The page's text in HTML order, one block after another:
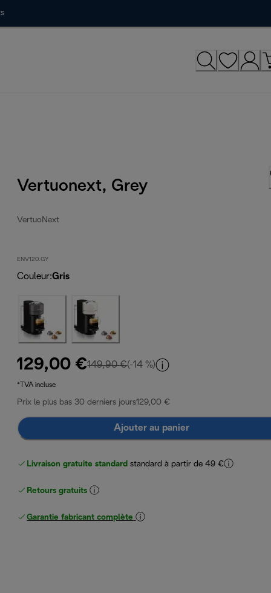
Vertuonext, Grey
VertuoNext
ENV120.GY
Couleur:Gris
129,00 €149,90 €prix original 149,90 €
(-14 %)
*TVA incluse
Prix le plus bas 30 derniers jours129,00 €
Ajouter au panier
Livraison gratuite standard standard à partir de 49 €
Retours gratuits
Garantie fabricant complète